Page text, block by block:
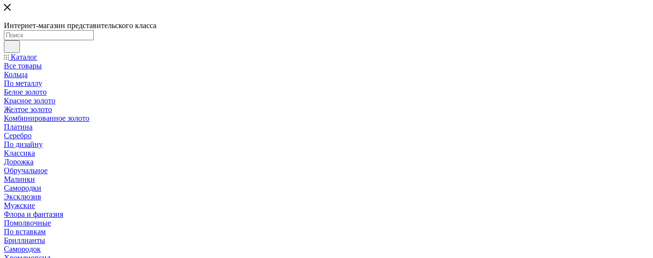
Интернет-магазин представительского класса
Каталог
Все товары
Кольца
По металлу
Белое золото
Красное золото
Желтое золото
Комбинированное золото
Платина
Серебро
По дизайну
Классика
Дорожка
Обручальное
Малинки
Самородки
Эксклюзив
Мужские
Флора и фантазия
Помолвочные
По вставкам
Бриллианты
Самородок